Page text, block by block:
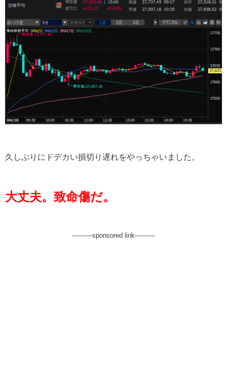
久しぶりにドデカい損切り遅れをやっちゃいました。
大丈夫。致命傷だ。
----------sponsored link----------